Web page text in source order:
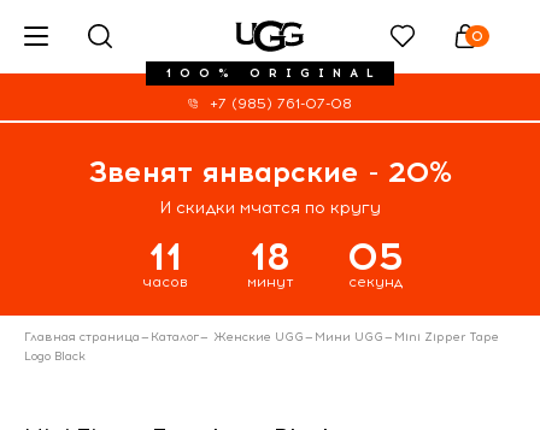
100% ORIGINAL
0
+7 (985) 761-07-08
Звенят январские - 20%
И скидки мчатся по кругу
11
часов
18
минут
05
секунд
Главная страница— Каталог— Женские UGG— Мини UGG— Mini Zipper Tape
Logo Black